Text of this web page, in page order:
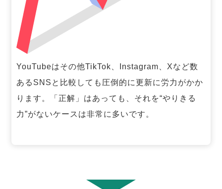
YouTubeはその他TikTok、Instagram、Xなど数
あるSNSと比較しても圧倒的に更新に労力がかか
ります。「正解」はあっても、それを“やりきる
力”がないケースは非常に多いです。